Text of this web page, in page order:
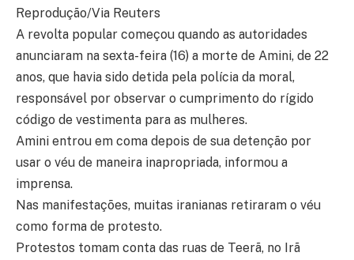
Reprodução/Via Reuters
A revolta popular começou quando as autoridades
anunciaram na sexta-feira (16) a morte de Amini, de 22
anos, que havia sido detida pela polícia da moral,
responsável por observar o cumprimento do rígido
código de vestimenta para as mulheres.
Amini entrou em coma depois de sua detenção por
usar o véu de maneira inapropriada, informou a
imprensa.
Nas manifestações, muitas iranianas retiraram o véu
como forma de protesto.
Protestos tomam conta das ruas de Teerã, no Irã